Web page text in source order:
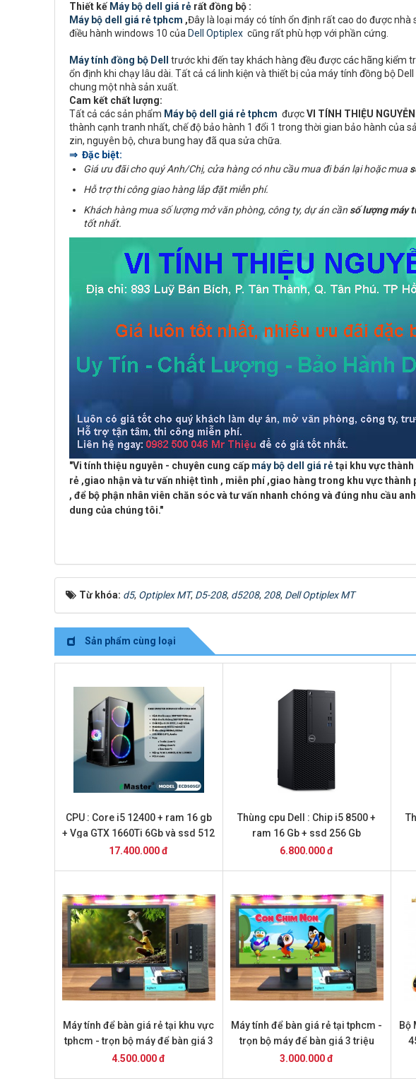
Thiết kế Máy bộ dell giá rẻ rất đồng bộ :
Máy bộ dell giá rẻ tphcm ,Đây là loại máy có tính ổn định rất cao do được
điều hành windows 10 của Dell Optiplex cũng rất phù hợp với phần cứng.
Máy tính đồng bộ Dell
trước khi đến tay khách hàng đều được các hãng kiểm
ổn định khi chạy lâu dài. Tất cả cá linh kiện và thiết bị của máy tính đồng bộ
chung một nhà sản xuất.
Cam kết chất lượng:
Tất cả các sản phẩm Máy bộ dell giá rẻ tphcm đượcVI TÍNH THIỆU NGUYỄN
thành cạnh tranh nhất, chế độ bảo hành 1 đổi 1 trong thời gian bảo hành của
zin, nguyên bộ, chưa bung hay đã qua sửa chữa.
⇒ Đặc biệt:
Giá ưu đãi cho quý Anh/Chị, cửa hàng có nhu cầu mua đi bán lại hoặc mua
Hỗ trợ thi công giao hàng lắp đặt miễn phí.
Khách hàng mua số lượng mở văn phòng, công ty, dự án cần số lượng máy
tốt nhất.
"Vi tính thiệu nguyễn - chuyên cung cấp máy bộ dell giá rẻtại khu vựcthành
rẻ ,giao nhận và tư vấn nhiệt tình , miễn phí ,giao hàng trong khu vực thành
, để bộ phận nhân viên chăn sóc và tư vấn nhanh chóng và đúng nhu cầu
dung của chúng tôi."
Từ khóa: d5, Optiplex MT, D5-208, d5208, 208, Dell Optiplex MT
Sản phẩm cùng loại
CPU : Core i5 12400 + ram 16 gb
+ Vga GTX 1660Ti 6Gb và ssd 512
(Hàng Mới 2026 )
17.400.000 đ
Thùng cpu Dell : Chip i5 8500 +
ram 16 Gb + ssd 256 Gb
6.800.000 đ
Máy tính để bàn giá rẻ tại khu vực
tphcm - trọn bộ máy để bàn giá 3
triệu
4.500.000 đ
Máy tính để bàn giá rẻ tại tphcm -
trọn bộ máy để bàn giá 3 triệu
3.000.000 đ
Bộ